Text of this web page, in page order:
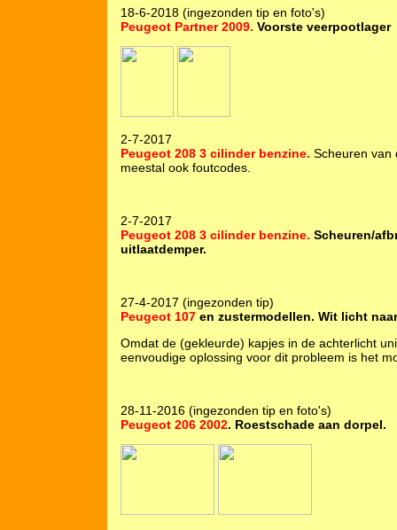
18-6-2018 (ingezonden tip en foto's)
Peugeot Partner 2009. Voorste veerpootlager
2-7-2017
Peugeot 208 3 cilinder benzine. Scheuren van
meestal ook foutcodes.
2-7-2017
Peugeot 208 3 cilinder benzine. Scheuren/
uitlaatdemper.
27-4-2017 (ingezonden tip)
Peugeot 107 en zustermodellen. Wit licht
Omdat de (gekleurde) kapjes in de achterlicht
eenvoudige oplossing voor dit probleem is het
28-11-2016 (ingezonden tip en foto's)
Peugeot 206 2002. Roestschade aan dorpel.